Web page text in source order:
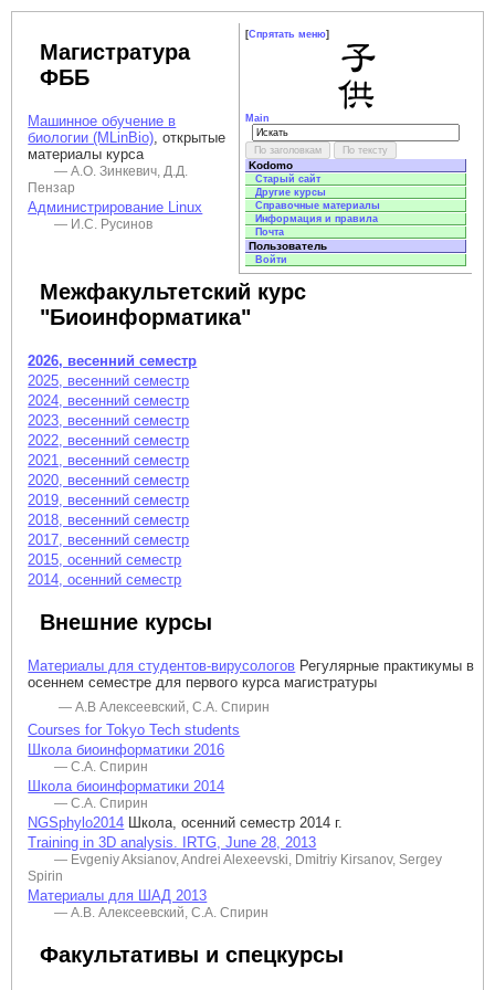
[Спрятать меню]
Main
Kodomo
Старый сайт
Другие курсы
Справочные материалы
Информация и правила
Почта
Пользователь
Войти
Магистратура
ФББ
Машинное обучение в
биологии (MLinBio), открытые
материалы курса
— А.О. Зинкевич, Д.Д.
Пензар
Администрирование Linux
— И.С. Русинов
Межфакультетский курс
"Биоинформатика"
2026, весенний семестр
2025, весенний семестр
2024, весенний семестр
2023, весенний семестр
2022, весенний семестр
2021, весенний семестр
2020, весенний семестр
2019, весенний семестр
2018, весенний семестр
2017, весенний семестр
2015, осенний семестр
2014, осенний семестр
Внешние курсы
Материалы для студентов-вирусологов Регулярные практикумы в
осеннем семестре для первого курса магистратуры
— А.В Алексеевский, С.А. Спирин
Courses for Tokyo Tech students
Школа биоинформатики 2016
— С.А. Спирин
Школа биоинформатики 2014
— С.А. Спирин
NGSphylo2014 Школа, осенний семестр 2014 г.
Training in 3D analysis. IRTG, June 28, 2013
— Evgeniy Aksianov, Andrei Alexeevski, Dmitriy Kirsanov, Sergey
Spirin
Материалы для ШАД 2013
— А.В. Алексеевский, С.А. Спирин
Факультативы и спецкурсы